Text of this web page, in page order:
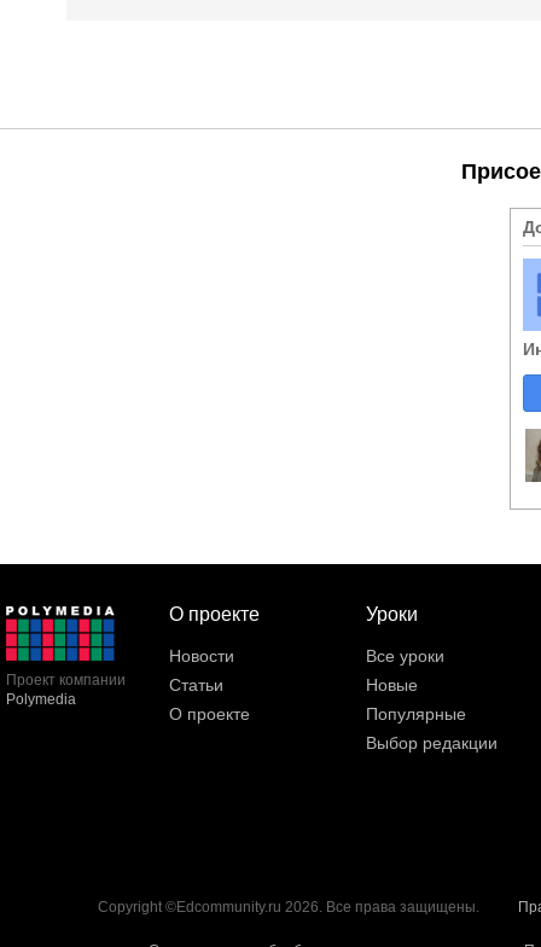
Проект компании
Polymedia
О проекте
Новости
Статьи
О проекте
Уроки
Все уроки
Новые
Популярные
Выбор редакции
Copyright ©Edcommunity.ru 2026. Все права защищены.